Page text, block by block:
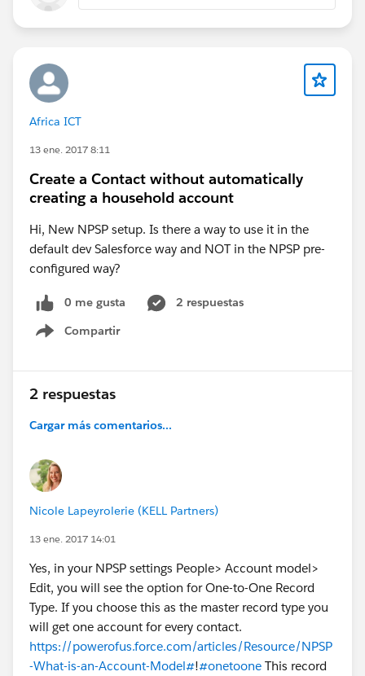
Africa ICT
13 ene. 2017 8:11
Create a Contact without automatically
creating a household account
Hi, New NPSP setup. Is there a way to use it in the
default dev Salesforce way and NOT in the NPSP pre-
configured way?
0 me gusta
2 respuestas
Compartir
Show menu
2 respuestas
Cargar más comentarios...
Nicole Lapeyrolerie (KELL Partners)
13 ene. 2017 14:01
Yes, in your NPSP settings People> Account model>
Edit, you will see the option for One-to-One Record
Type. If you choose this as the master record type you
will get one account for every contact.
https://powerofus.force.com/articles/Resource/NPSP
-What-is-an-Account-Model#!#onetoone This record